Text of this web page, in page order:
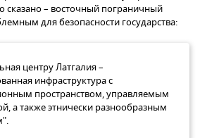
сказано – восточный пограничный
для безопасности государства:
центру Латгалия –
инфраструктура с
пространством, управляемым
а также этнически разнообразным